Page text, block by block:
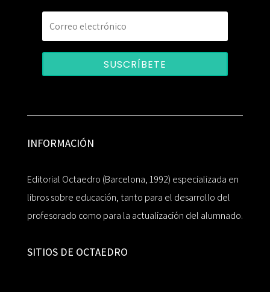
SUSCRÍBETE
INFORMACIÓN
Editorial Octaedro (Barcelona, 1992) especializada en
libros sobre educación, tanto para el desarrollo del
profesorado como para la actualización del alumnado.
SITIOS DE OCTAEDRO